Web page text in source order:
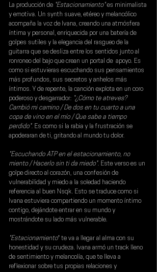
La producción de "Estacionamiento" es minimalista
y emotiva. Un synth suave, etéreo y melancólico
acompaña la voz de Ivana, creando una atmósfera
íntima y personal, enriquecida por una batería de
golpes sutiles y la elegancia del rasgueo de la
guitarra que se desliza entre los sentidos junto al
ronroneo del bajo que crean un portal de  apoyo. Es
como si estuvieras escuchando sus pensamientos
más profundos, sus secretos y anhelos más
íntimos. Y de repente, la canción explota en un coro
poderoso y desgarrador: "¿Cómo te atreves?
Cambió mi camino / De dos en tu cuarto a una
copa de vino en el mío / Que sabe a tiempo
perdido". Es como si la rabia y la frustración se
apoderaran de ti, gritando al mundo tu dolor.
"Escuchando ATP en el estacionamiento, no
miento / Hacerlo sin ti da miedo". Este verso es un
golpe directo al corazón, una confesión de
vulnerabilidad y miedo a la soledad haciendo
referencia al buen Nsqk. Esto se traduce como si
Ivana estuviera compartiendo un momento íntimo
contigo, dejándote entrar en su mundo y
mostrándote su lado más vulnerable.
"Estacionamiento" te va a llegar al alma con su
honestidad y su crudeza. Ivana armó un track lleno
de sentimiento y melancolía, que te lleva a
reflexionar sobre tus propias relaciones y